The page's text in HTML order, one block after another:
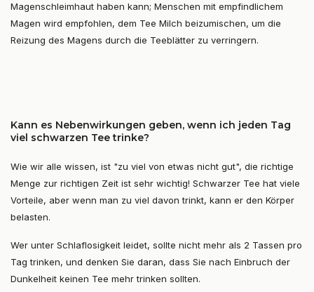
Magenschleimhaut haben kann; Menschen mit empfindlichem
Magen wird empfohlen, dem Tee Milch beizumischen, um die
Reizung des Magens durch die Teeblätter zu verringern.
Kann es Nebenwirkungen geben, wenn ich jeden Tag
viel schwarzen Tee trinke?
Wie wir alle wissen, ist "zu viel von etwas nicht gut", die richtige
Menge zur richtigen Zeit ist sehr wichtig! Schwarzer Tee hat viele
Vorteile, aber wenn man zu viel davon trinkt, kann er den Körper
belasten.
Wer unter Schlaflosigkeit leidet, sollte nicht mehr als 2 Tassen pro
Tag trinken, und denken Sie daran, dass Sie nach Einbruch der
Dunkelheit keinen Tee mehr trinken sollten.